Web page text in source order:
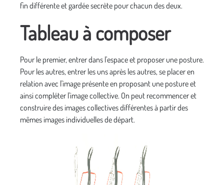
fin différente et gardée secrète pour chacun des deux.
Tableau à composer
Pour le premier, entrer dans l'espace et proposer une posture.
Pour les autres, entrer les uns après les autres, se placer en
relation avec l'image présente en proposant une posture et
ainsi compléter l'image collective. On peut recommencer et
construire des images collectives différentes à partir des
mêmes images individuelles de départ.